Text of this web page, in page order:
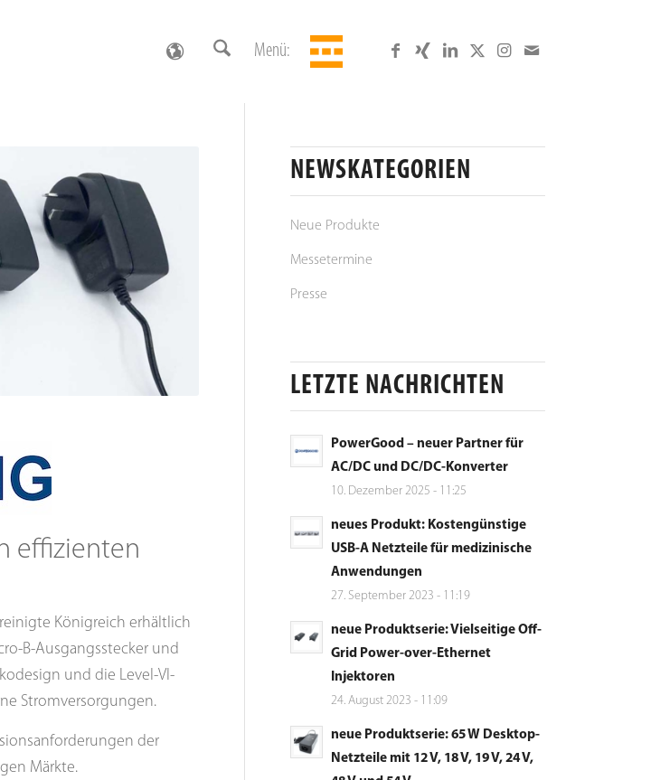
Menü:
effizienten
Königreich erhältlich
B-Ausgangsstecker und
und die Level-VI-
Stromversorgungen.
der
Märkte.
NEWSKATEGORIEN
Neue Produkte
Messetermine
Presse
LETZTE NACHRICHTEN
PowerGood – neuer Partner für
AC/DC und DC/DC-Konverter
10. Dezember 2025 - 11:25
neues Produkt: Kostengünstige
USB-A Netzteile für medizinische
Anwendungen
27. September 2023 - 11:19
neue Produktserie: Vielseitige Off-
Grid Power-over-Ethernet
Injektoren
24. August 2023 - 11:09
neue Produktserie: 65 W Desktop-
Netzteile mit 12 V, 18 V, 19 V, 24 V,